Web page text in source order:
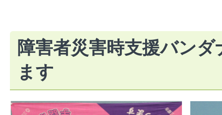
障害者災害時支援バン
ます